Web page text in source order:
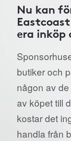
Nu kan
era inköp
butiker och
någon av
av köpet till
kostar det
handla från